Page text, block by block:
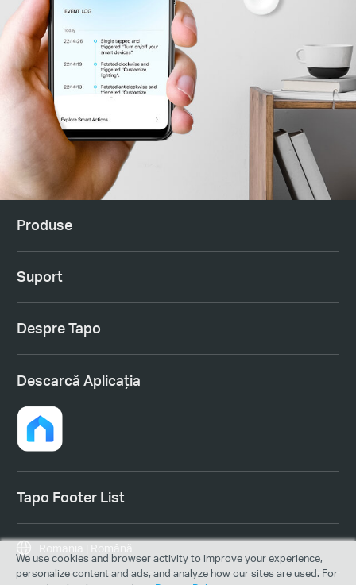
Produse
Suport
Despre Tapo
Descarcă Aplicația
Tapo Footer List
Romania | Română
We use cookies and browser activity to improve your experience,
personalize content and ads, and analyze how our sites are used. For